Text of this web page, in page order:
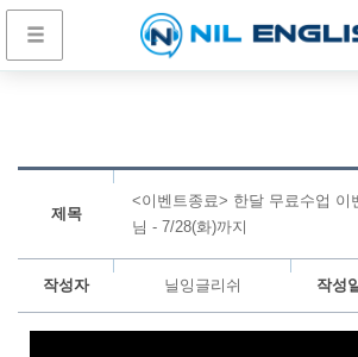
제목
<이벤트종료> 한달 무료수업 이
님 - 7/28(화)까지
작성자 닐잉글리쉬 작성